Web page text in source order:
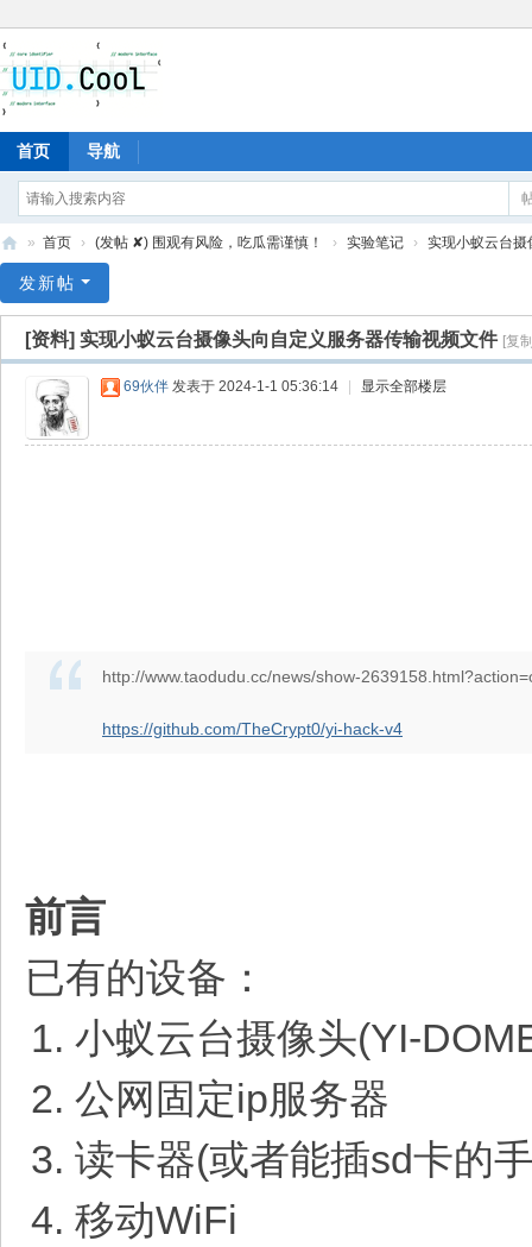
首页 导航
爱
» 首页 › (发帖 ✘) 围观有风险，吃瓜需谨慎！ › 实验笔记 › 实现小蚁云台摄
发新帖
[资料] 实现小蚁云台摄像头向自定义服务器传输视频文件 [复
69伙伴 发表于 2024-1-1 05:36:14 显示全部楼层
http://www.taodudu.cc/news/show-
https://github.com/TheCrypt0/yi-hack-v4
前言
已有的设备：
小蚁云台摄像头(YI-
公网固定ip服务器
读卡器(或者能插sd卡的
移动WiFi